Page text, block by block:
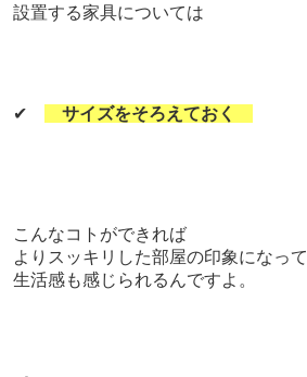
設置する家具については
✔ サイズをそろえておく
こんなコトができれば
よりスッキリした部屋の印象になって
生活感も感じられるんですよ。